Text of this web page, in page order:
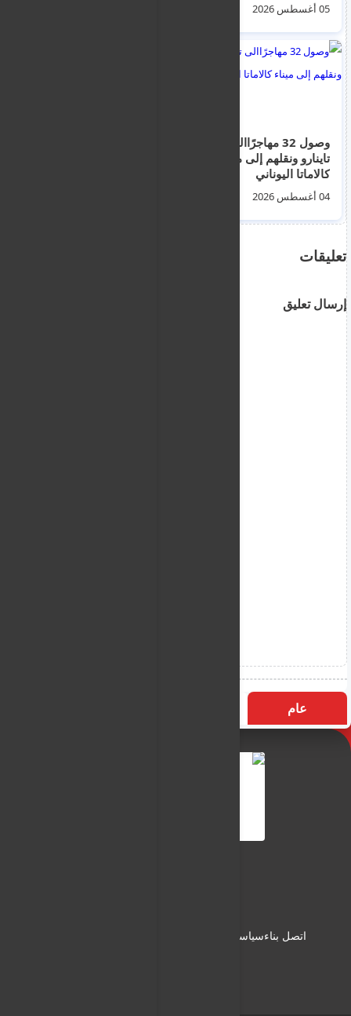
05 أغسطس 2026
وصول 32 مهاجرًاالى
تاينارو ونقلهم إلى ميناء
كالاماتا اليوناني
04 أغسطس 2026
تعليقات
إرسال تعليق
عام
اتصل بناءسياسة الاستخدام